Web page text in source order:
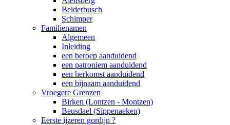
Belderbusch
Schimper
Familienamen
Algemeen
Inleiding
een beroep aanduidend
een patroniem aanduidend
een herkomst aanduidend
een bijnaam aanduidend
Vroegere Grenzen
Birken (Lontzen - Montzen)
Beusdael (Sippenaeken)
Eerste ijzeren gordijn ?